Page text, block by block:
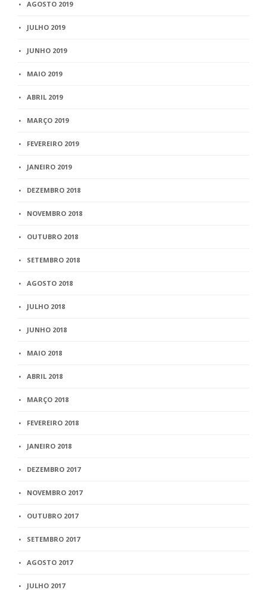
AGOSTO 2019
JULHO 2019
JUNHO 2019
MAIO 2019
ABRIL 2019
MARÇO 2019
FEVEREIRO 2019
JANEIRO 2019
DEZEMBRO 2018
NOVEMBRO 2018
OUTUBRO 2018
SETEMBRO 2018
AGOSTO 2018
JULHO 2018
JUNHO 2018
MAIO 2018
ABRIL 2018
MARÇO 2018
FEVEREIRO 2018
JANEIRO 2018
DEZEMBRO 2017
NOVEMBRO 2017
OUTUBRO 2017
SETEMBRO 2017
AGOSTO 2017
JULHO 2017